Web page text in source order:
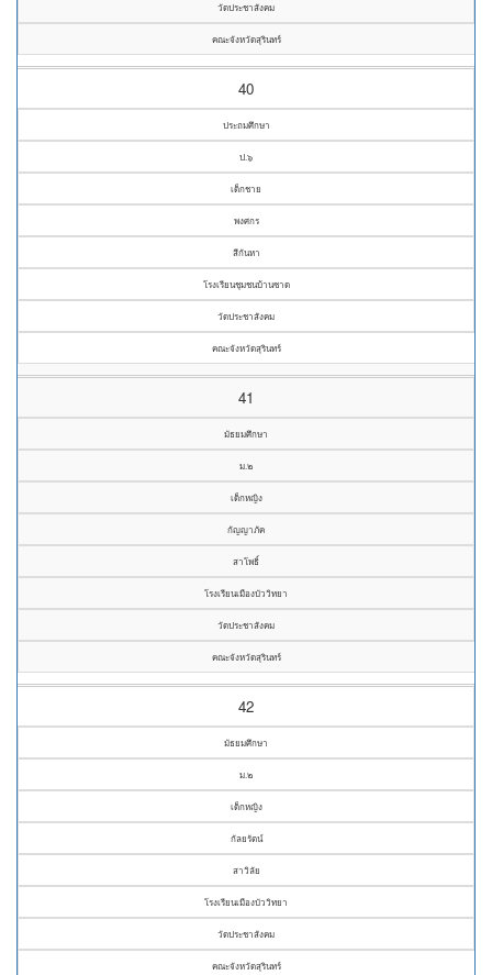
วัดประชาสังคม
คณะจังหวัดสุรินทร์
40
ประถมศึกษา
ป.๖
เด็กชาย
พงศกร
สีกันหา
โรงเรียนชุมชนบ้านซาด
วัดประชาสังคม
คณะจังหวัดสุรินทร์
41
มัธยมศึกษา
ม.๒
เด็กหญิง
กัญญาภัค
สาโพธิ์
โรงเรียนเมืองบัววิทยา
วัดประชาสังคม
คณะจังหวัดสุรินทร์
42
มัธยมศึกษา
ม.๒
เด็กหญิง
กัลยรัตน์
สาวิลัย
โรงเรียนเมืองบัววิทยา
วัดประชาสังคม
คณะจังหวัดสุรินทร์